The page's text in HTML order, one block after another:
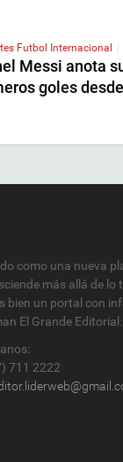
Futbol Internacional |
Messi anota
goles
como una nueva
más allá de
bien un portal con
El Grande
711 2222